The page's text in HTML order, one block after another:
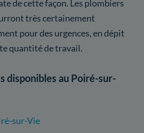
de cette façon. Les plombiers
très certainement
pour des urgences, en dépit
quantité de travail.
disponibles au Poiré-sur-
sur-Vie